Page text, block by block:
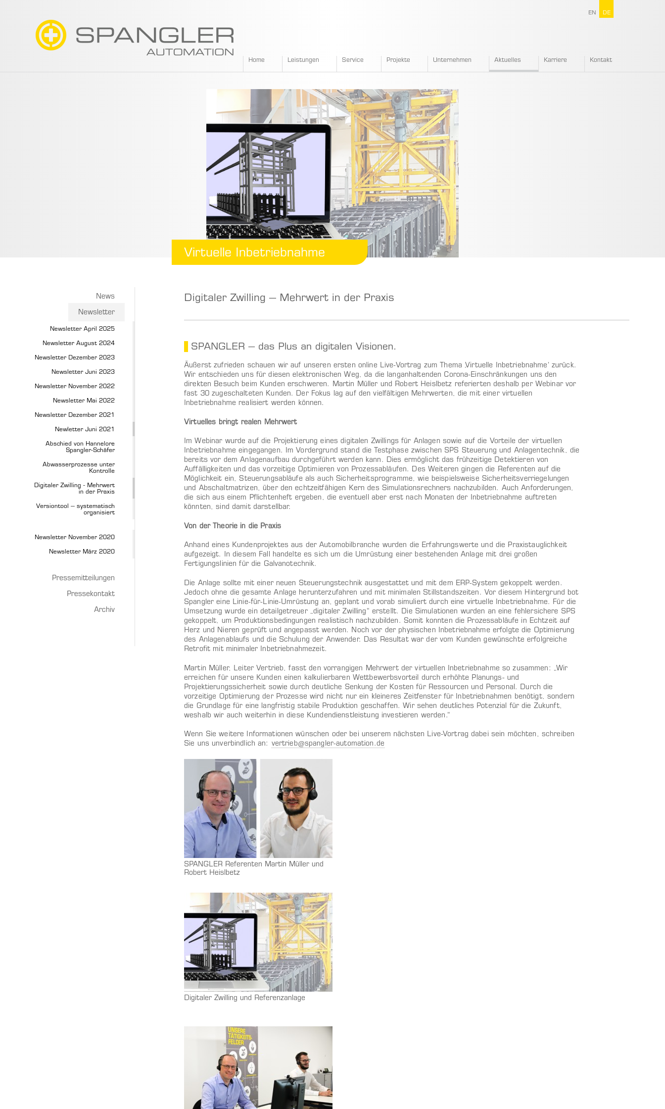
SPANGLER
Home Leistungen Service Projekte Unternehmen Aktuelles Karriere Kontakt
Virtuelle Inbetriebnahme
News
Newsletter
Newsletter April 2025
Newsletter August 2024
Newsletter Dezember 2023
Newsletter Juni 2023
Newsletter November 2022
Newsletter Mai 2022
Newsletter Dezember 2021
Newletter Juni 2021
Abschied von Hannelore
Spangler-Schäfer
Abwasserprozesse unter
Kontrolle
Digitaler Zwilling - Mehrwert
in der Praxis
Versiontool – systematisch
organisiert
Newsletter November 2020
Newsletter März 2020
Pressemitteilungen
Pressekontakt
Archiv
Digitaler Zwilling – Mehrwert in der Praxis
SPANGLER – das Plus an digitalen Visionen.
Äußerst zufrieden schauen wir auf unseren ersten online Live-Vortrag zum Thema ‚Virtuelle Inbetriebnahme‘ zurück.
Wir entschieden uns für diesen elektronischen Weg, da die langanhaltenden Corona-Einschränkungen uns den
direkten Besuch beim Kunden erschweren. Martin Müller und Robert Heislbetz referierten deshalb per Webinar vor
fast 30 zugeschalteten Kunden. Der Fokus lag auf den vielfältigen Mehrwerten, die mit einer virtuellen
Inbetriebnahme realisiert werden können.
Virtuelles bringt realen Mehrwert
Im Webinar wurde auf die Projektierung eines digitalen Zwillings für Anlagen sowie auf die Vorteile der virtuellen
Inbetriebnahme eingegangen. Im Vordergrund stand die Testphase zwischen SPS Steuerung und Anlagentechnik, die
bereits vor dem Anlagenaufbau durchgeführt werden kann. Dies ermöglicht das frühzeitige Detektieren von
Auffälligkeiten und das vorzeitige Optimieren von Prozessabläufen. Des Weiteren gingen die Referenten auf die
Möglichkeit ein, Steuerungsabläufe als auch Sicherheitsprogramme, wie beispielsweise Sicherheitsverriegelungen
und Abschaltmatrizen, über den echtzeitfähigen Kern des Simulationsrechners nachzubilden. Auch Anforderungen,
die sich aus einem Pflichtenheft ergeben, die eventuell aber erst nach Monaten der Inbetriebnahme auftreten
könnten, sind damit darstellbar.
Von der Theorie in die Praxis
Anhand eines Kundenprojektes aus der Automobilbranche wurden die Erfahrungswerte und die Praxistauglichkeit
aufgezeigt. In diesem Fall handelte es sich um die Umrüstung einer bestehenden Anlage mit drei großen
Fertigungslinien für die Galvanotechnik.
Die Anlage sollte mit einer neuen Steuerungstechnik ausgestattet und mit dem ERP-System gekoppelt werden.
Jedoch ohne die gesamte Anlage herunterzufahren und mit minimalen Stillstandszeiten. Vor diesem Hintergrund bot
Spangler eine Linie-für-Linie-Umrüstung an, geplant und vorab simuliert durch eine virtuelle Inbetriebnahme. Für die
Umsetzung wurde ein detailgetreuer „digitaler Zwilling“ erstellt. Die Simulationen wurden an eine fehlersichere SPS
gekoppelt, um Produktionsbedingungen realistisch nachzubilden. Somit konnten die Prozessabläufe in Echtzeit auf
Herz und Nieren geprüft und angepasst werden. Noch vor der physischen Inbetriebnahme erfolgte die Optimierung
des Anlagenablaufs und die Schulung der Anwender. Das Resultat war der vom Kunden gewünschte erfolgreiche
Retrofit mit minimaler Inbetriebnahmezeit.
Martin Müller, Leiter Vertrieb, fasst den vorrangigen Mehrwert der virtuellen Inbetriebnahme so zusammen: „Wir
erreichen für unsere Kunden einen kalkulierbaren Wettbewerbsvorteil durch erhöhte Planungs- und
Projektierungssicherheit sowie durch deutliche Senkung der Kosten für Ressourcen und Personal. Durch die
vorzeitige Optimierung der Prozesse wird nicht nur ein kleineres Zeitfenster für Inbetriebnahmen benötigt, sondern
die Grundlage für eine langfristig stabile Produktion geschaffen. Wir sehen deutliches Potenzial für die Zukunft,
weshalb wir auch weiterhin in diese Kundendienstleistung investieren werden.“
Wenn Sie weitere Informationen wünschen oder bei unserem nächsten Live-Vortrag dabei sein möchten, schreiben
Sie uns unverbindlich an: vertrieb@spangler-automation.de
SPANGLER Referenten Martin Müller und
Robert Heislbetz
Digitaler Zwilling und Referenzanlage
EN DE